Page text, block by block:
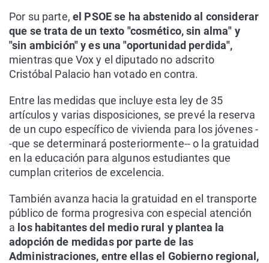
Por su parte, el PSOE se ha abstenido al considerar
que se trata de un texto "cosmético, sin alma" y
"sin ambición" y es una "oportunidad perdida",
mientras que Vox y el diputado no adscrito
Cristóbal Palacio han votado en contra.
Entre las medidas que incluye esta ley de 35
artículos y varias disposiciones, se prevé la reserva
de un cupo específico de vivienda para los jóvenes -
-que se determinará posteriormente-- o la gratuidad
en la educación para algunos estudiantes que
cumplan criterios de excelencia.
También avanza hacia la gratuidad en el transporte
público de forma progresiva con especial atención
a los habitantes del medio rural y plantea la
adopción de medidas por parte de las
Administraciones, entre ellas el Gobierno regional,